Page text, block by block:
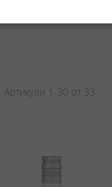
Артикули 1 -30 от 33